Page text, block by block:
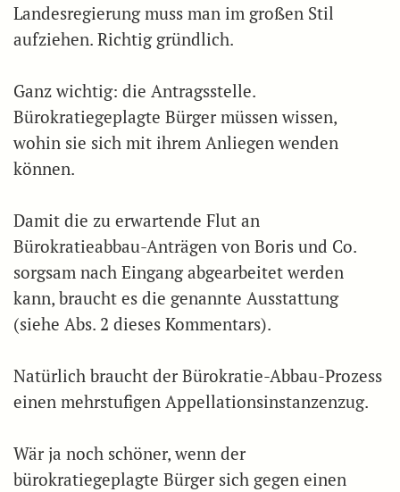
Landesregierung muss man im großen Stil
aufziehen. Richtig gründlich.
Ganz wichtig: die Antragsstelle.
Bürokratiegeplagte Bürger müssen wissen,
wohin sie sich mit ihrem Anliegen wenden
können.
Damit die zu erwartende Flut an
Bürokratieabbau-Anträgen von Boris und Co.
sorgsam nach Eingang abgearbeitet werden
kann, braucht es die genannte Ausstattung
(siehe Abs. 2 dieses Kommentars).
Natürlich braucht der Bürokratie-Abbau-Prozess
einen mehrstufigen Appellationsinstanzenzug.
Wär ja noch schöner, wenn der
bürokratiegeplagte Bürger sich gegen einen